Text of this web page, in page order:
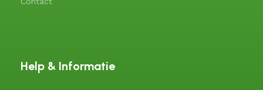
Help & Informatie